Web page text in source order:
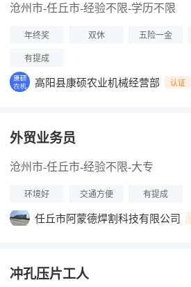
沧州市-任丘市-经验不限-学历不限
年终奖 双休 五险一金
有提成
高阳县康硕农业机械经营部 认证
外贸业务员
沧州市-任丘市-经验不限-大专
环境好 交通方便 有提成
任丘市阿蒙德焊割科技有限公司
冲孔压片工人